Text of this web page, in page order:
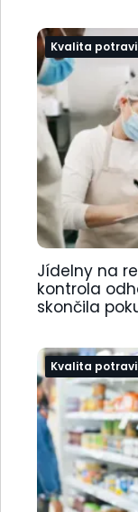
Kvalita
Jídelny na
kontrola
skončila
Kvalita